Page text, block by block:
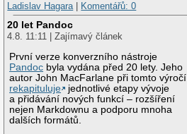
Ladislav Hagara| Komentářů: 0
20 let Pandoc
4.8. 11:11 | Zajímavý článek
První verze konverzního nástroje
Pandoc byla vydána před 20 lety. Jeho
autor John MacFarlane při tomto výročí
rekapituluje
jednotlivé etapy vývoje
a přidávání nových funkcí – rozšíření
nejen Markdownu a podporu mnoha
dalších formátů.